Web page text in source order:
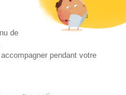
de
pendant votre